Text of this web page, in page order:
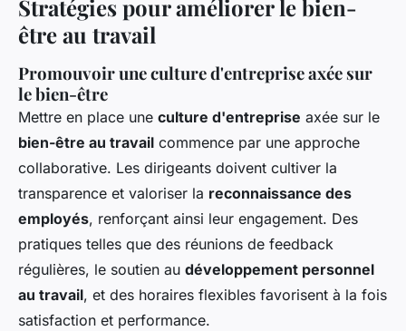
Stratégies pour améliorer le bien-
être au travail
Promouvoir une culture d'entreprise axée sur
le bien-être
Mettre en place une culture d'entreprise axée sur le
bien-être au travail commence par une approche
collaborative. Les dirigeants doivent cultiver la
transparence et valoriser la reconnaissance des
employés, renforçant ainsi leur engagement. Des
pratiques telles que des réunions de feedback
régulières, le soutien au développement personnel
au travail, et des horaires flexibles favorisent à la fois
satisfaction et performance.